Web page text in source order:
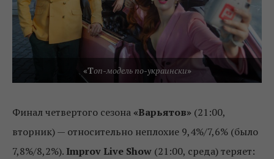
«Топ-модель по-украински»
Финал четвертого сезона «Варьятов» (21:00,
вторник) — относительно неплохие 9,4%/7,6% (было
7,8%/8,2%). Improv Live Show (21:00, среда) теряет: